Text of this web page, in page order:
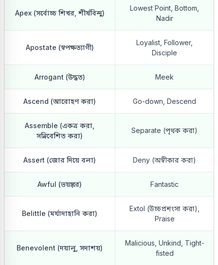
Apex (সর্বোচ্চ শিখর, শীর্ষবিন্দু)
Lowest Point, Bottom,
Nadir
Apostate (স্বপক্ষত্যাগী)
Loyalist, Follower,
Disciple
Arrogant (উদ্ধত) Meek
Ascend (আরোহণ করা) Go-down, Descend
Assemble (একত্র করা,
সন্নিবেশিত করা)
Separate (পৃথক করা)
Assert (জোর দিয়ে বলা) Deny (অস্বীকার করা)
Awful (ভয়ঙ্কর) Fantastic
Belittle (মর্যাদাহানি করা)
Extol (উচ্চপ্রশংসা করা),
Praise
Benevolent (দয়ালু, সদাশয়)
Malicious, Unkind, Tight-
fisted